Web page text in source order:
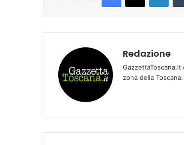
Redazione
zona della Toscana.